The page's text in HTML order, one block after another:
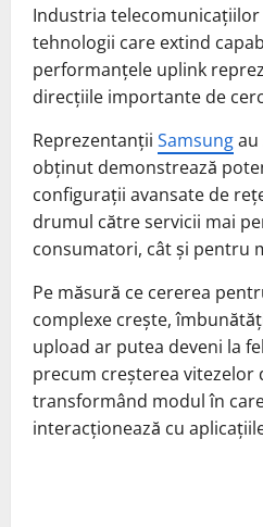
Industria
tehnologii care extind
performanțele uplink
direcțiile importante de
Reprezentanții Samsung
obținut demonstrează
configurații avansate de
drumul către servicii mai
consumatori, cât și pentru
Pe măsură ce cererea
complexe crește,
upload ar putea deveni la
precum creșterea vitezelor
transformând modul în
interacționează cu